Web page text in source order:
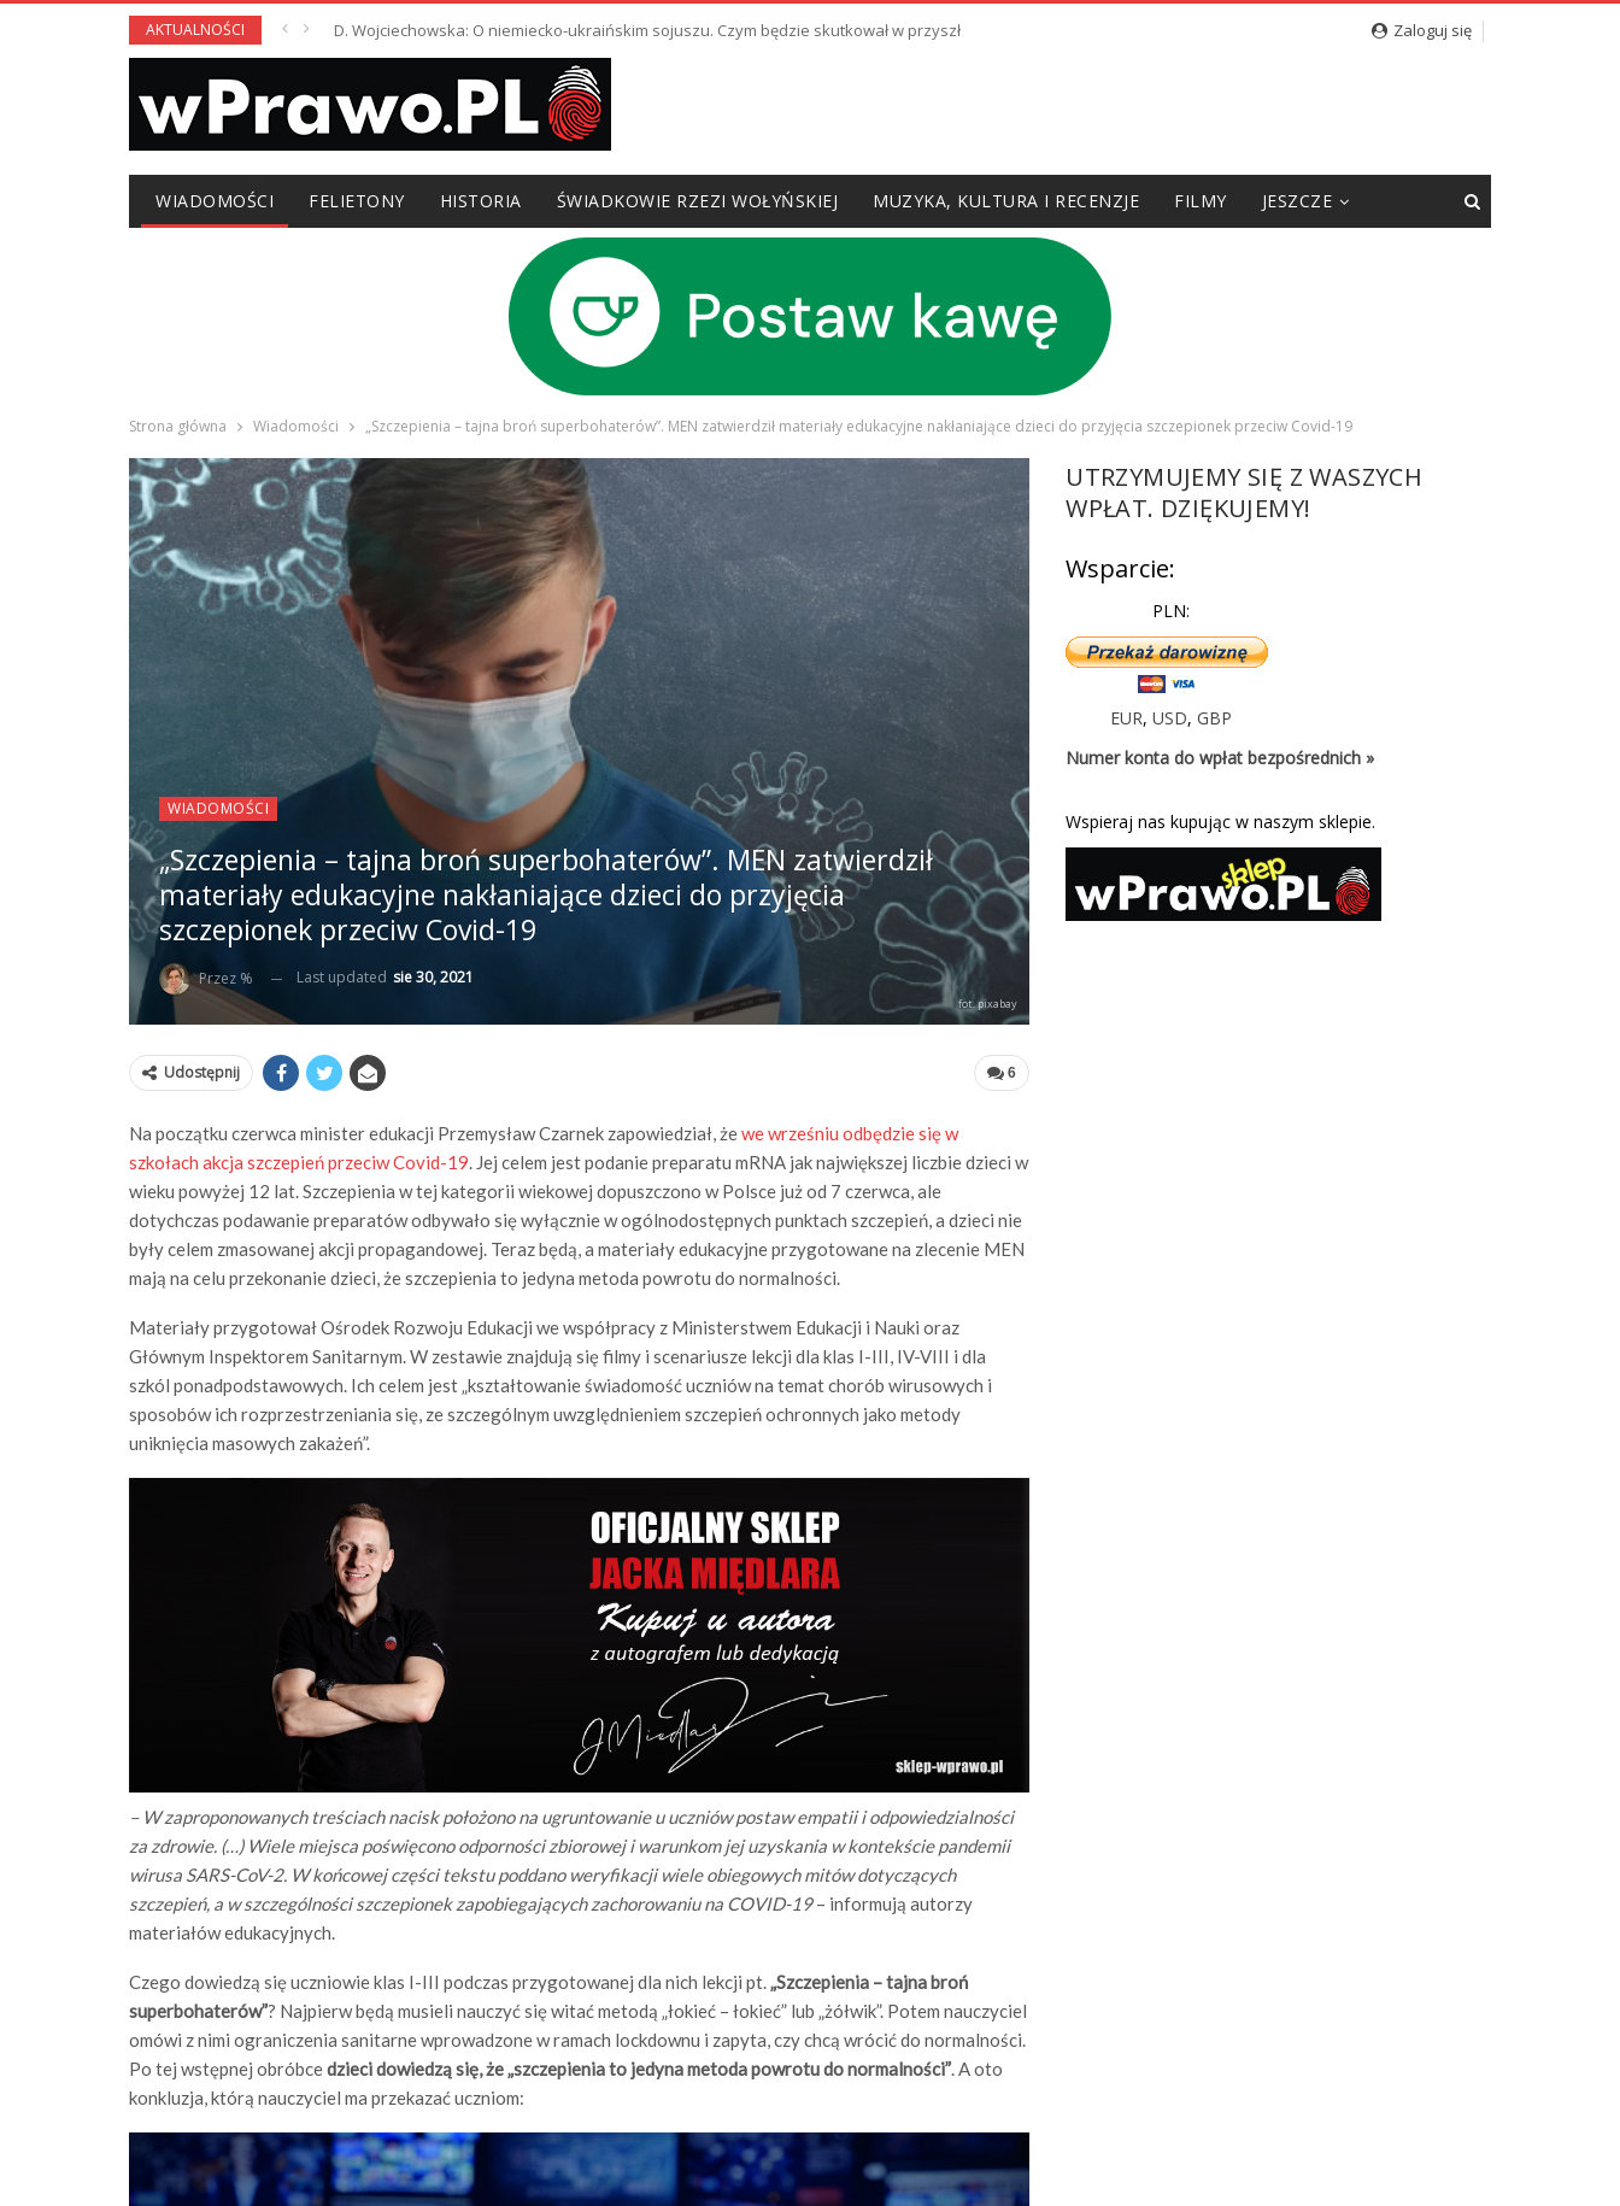
AKTUALNOŚCI D. Wojciechowska: O niemiecko-ukraińskim sojuszu. Czym będzie skutkował w przyszłości? Zaloguj się
WIADOMOŚCI FELIETONY HISTORIA ŚWIADKOWIE RZEZI WOŁYŃSKIEJ MUZYKA, KULTURA I RECENZJE FILMY JESZCZE
Strona główna Wiadomości „Szczepienia – tajna broń superbohaterów”. MEN zatwierdził materiały edukacyjne nakłaniające dzieci do przyjęcia szczepionek przeciw Covid-19
WIADOMOŚCI
„Szczepienia – tajna broń superbohaterów”. MEN zatwierdził
materiały edukacyjne nakłaniające dzieci do przyjęcia
szczepionek przeciw Covid-19
Przez % Last updated sie 30, 2021
fot. pixabay
6
Udostępnij
Na początku czerwca minister edukacji Przemysław Czarnek zapowiedział, żewe wrześniu odbędzie się w
szkołach akcja szczepień przeciw Covid-19. Jej celem jest podanie preparatu mRNA jak największej liczbie dzieci w
wieku powyżej 12 lat. Szczepienia w tej kategorii wiekowej dopuszczono w Polsce już od 7 czerwca, ale
dotychczas podawanie preparatów odbywało się wyłącznie w ogólnodostępnych punktach szczepień, a dzieci nie
były celem zmasowanej akcji propagandowej. Teraz będą, a materiały edukacyjne przygotowane na zlecenie MEN
mają na celu przekonanie dzieci, że szczepienia to jedyna metoda powrotu do normalności.
Materiały przygotował Ośrodek Rozwoju Edukacji we współpracy z Ministerstwem Edukacji i Nauki oraz
Głównym Inspektorem Sanitarnym. W zestawie znajdują się filmy i scenariusze lekcji dla klas I-III, IV-VIII i dla
szkól ponadpodstawowych. Ich celem jest „kształtowanie świadomość uczniów na temat chorób wirusowych i
sposobów ich rozprzestrzeniania się, ze szczególnym uwzględnieniem szczepień ochronnych jako metody
uniknięcia masowych zakażeń”.
– W zaproponowanych treściach nacisk położono na ugruntowanie u uczniów postaw empatii i odpowiedzialności
za zdrowie. (…) Wiele miejsca poświęcono odporności zbiorowej i warunkom jej uzyskania w kontekście pandemii
wirusa SARS-CoV-2. W końcowej części tekstu poddano weryfikacji wiele obiegowych mitów dotyczących
szczepień, a w szczególności szczepionek zapobiegających zachorowaniu na COVID-19– informują autorzy
materiałów edukacyjnych.
Czego dowiedzą się uczniowie klas I-III podczas przygotowanej dla nich lekcji pt.„Szczepienia – tajna broń
superbohaterów”? Najpierw będą musieli nauczyć się witać metodą „łokieć – łokieć” lub „żółwik”. Potem nauczyciel
omówi z nimi ograniczenia sanitarne wprowadzone w ramach lockdownu i zapyta, czy chcą wrócić do normalności.
Po tej wstępnej obróbcedzieci dowiedzą się, że „szczepienia to jedyna metoda powrotu do normalności”. A oto
konkluzja, którą nauczyciel ma przekazać uczniom:
UTRZYMUJEMY SIĘ Z WASZYCH
WPŁAT. DZIĘKUJEMY!
Wsparcie:
PLN:
EUR,USD,GBP
Numer konta do wpłat bezpośrednich »
Wspieraj nas kupując w naszym sklepie.